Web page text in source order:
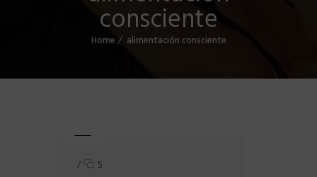
consciente
Home alimentación consciente
/ 5